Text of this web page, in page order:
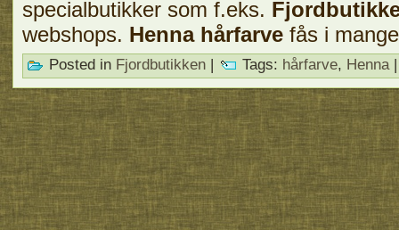
specialbutikker som f.eks.
webshops. Henna hårfarve fås i
Posted in Fjordbutikken | Tags: hårfarve, Henna